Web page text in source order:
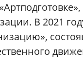
В 2021